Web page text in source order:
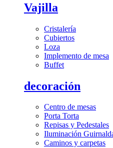
Vajilla
Cristalería
Cubiertos
Loza
Implemento de mesa
Buffet
decoración
Centro de mesas
Porta Torta
Repisas y Pedestales
Iluminación
Caminos y carpetas